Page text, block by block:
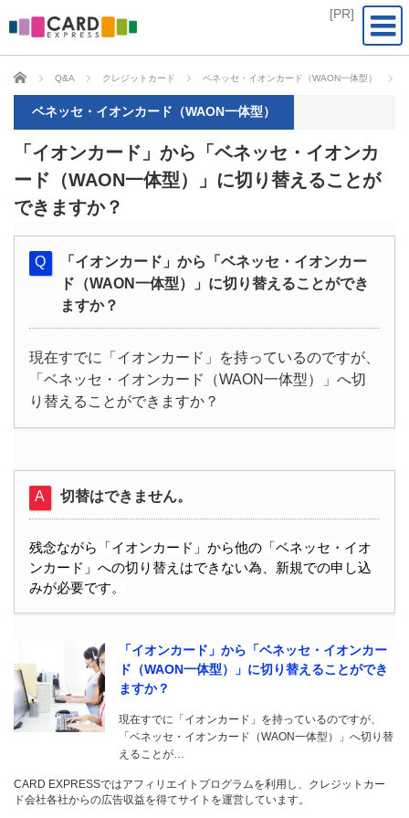
CARD EXPRESS
Q&A クレジットカード ベネッセ・イオンカード（WAON一体型）
ベネッセ・イオンカード（WAON一体型）
「イオンカード」から「ベネッセ・イオンカ
ード（WAON一体型）」に切り替えることが
できますか？
「イオンカード」から「ベネッセ・イオンカー
ド（WAON一体型）」に切り替えることができ
ますか？
現在すでに「イオンカード」を持っているのですが、
「ベネッセ・イオンカード（WAON一体型）」へ切
り替えることができますか？
切替はできません。
残念ながら
「イオンカード」から他の「ベネッセ・イオ
ンカード」への切り替えはできない為、新規での申し込
みが必要です。
「イオンカード」から「ベネッセ・イオンカー
ド（WAON一体型）」に切り替えることができ
ますか？
現在すでに「イオンカード」を持っているのですが、
「ベネッセ・イオンカード（WAON一体型）」へ切り替
えることが…
CARD EXPRESSではアフィリエイトプログラムを利用し、クレジットカー
ド会社各社からの広告収益を得てサイトを運営しています。